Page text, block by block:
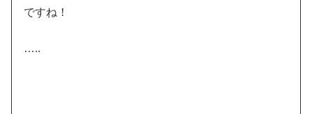
ですね！
…..